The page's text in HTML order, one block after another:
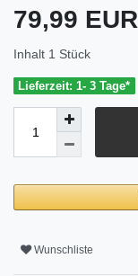
79,99 EUR
Inhalt 1 Stück
Lieferzeit: 1- 3 Tage*
Wunschliste